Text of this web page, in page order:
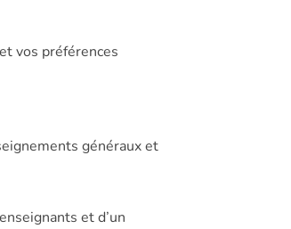
vos préférences
généraux et
et d’un